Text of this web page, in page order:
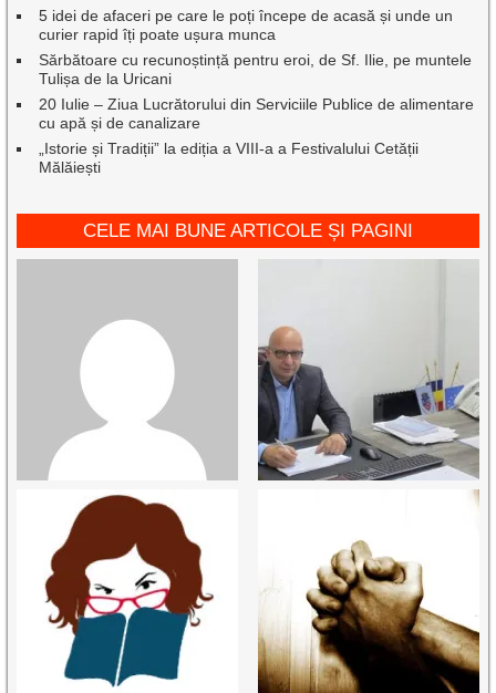
5 idei de afaceri pe care le poți începe de acasă și unde un
curier rapid îți poate ușura munca
Sărbătoare cu recunoștință pentru eroi, de Sf. Ilie, pe muntele
Tulișa de la Uricani
20 Iulie – Ziua Lucrătorului din Serviciile Publice de alimentare
cu apă și de canalizare
„Istorie și Tradiții” la ediția a VIII-a a Festivalului Cetății
Mălăiești
CELE MAI BUNE ARTICOLE ȘI PAGINI